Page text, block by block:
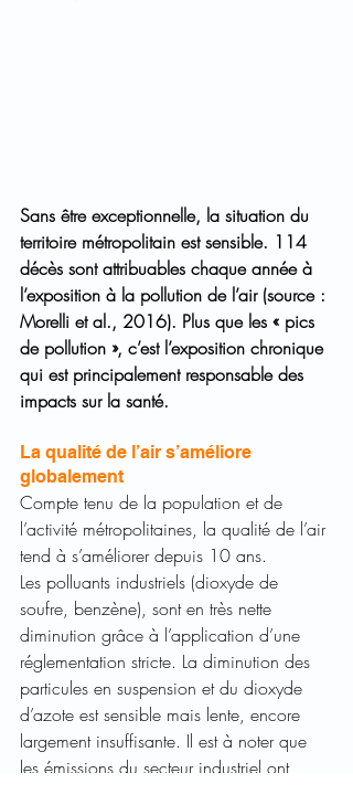
Sans être exceptionnelle, la situation du
territoire métropolitain est sensible. 114
décès sont attribuables chaque année à
l’exposition à la pollution de l’air (source :
Morelli et al., 2016). Plus que les « pics
de pollution », c’est l’exposition chronique
qui est principalement responsable des
impacts sur la santé.
La qualité de l’air s’améliore
globalement
Compte tenu de la population et de
l’activité métropolitaines, la qualité de l’air
tend à s’améliorer depuis 10 ans.
Les polluants industriels (dioxyde de
soufre, benzène), sont en très nette
diminution grâce à l’application d’une
réglementation stricte. La diminution des
particules en suspension et du dioxyde
d’azote est sensible mais lente, encore
largement insuffisante. Il est à noter que
les émissions du secteur industriel ont